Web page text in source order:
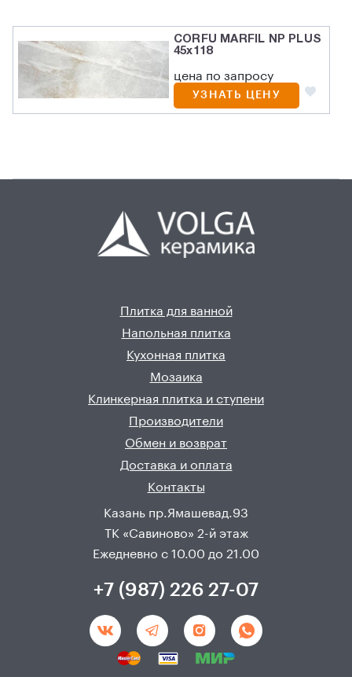
CORFU MARFIL NP PLUS
45х118
цена по запросу
УЗНАТЬ ЦЕНУ
Плитка для ванной
Напольная плитка
Кухонная плитка
Мозаика
Клинкерная плитка и ступени
Производители
Обмен и возврат
Доставка и оплата
Контакты
Казань пр.Ямашевад.93
ТК «Савиново» 2-й этаж
Ежедневно с 10.00 до 21.00
+7 (987) 226 27-07